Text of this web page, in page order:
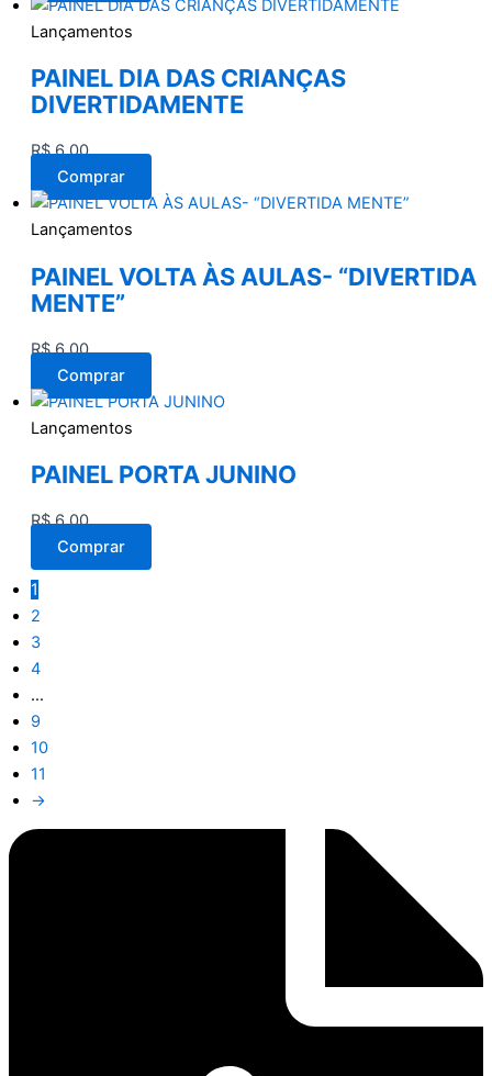
Lançamentos
PAINEL DIA DAS CRIANÇAS
DIVERTIDAMENTE
R$6,00
Comprar
Lançamentos
PAINEL VOLTA ÀS AULAS- “DIVERTIDA
MENTE”
R$6,00
Comprar
Lançamentos
PAINEL PORTA JUNINO
R$6,00
Comprar
1
2
3
4
…
9
10
11
→